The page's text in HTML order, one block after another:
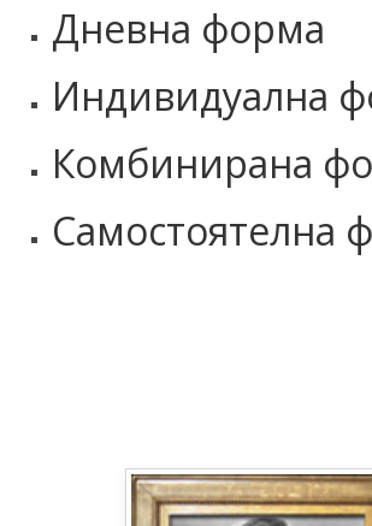
Дневна форма
Индивидуална
Комбинирана
Самостоятелна